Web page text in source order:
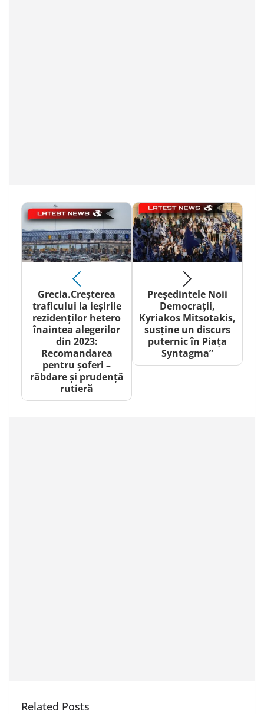
Grecia.Creșterea
traficului la ieșirile
rezidenților hetero
înaintea alegerilor
din 2023:
Recomandarea
pentru șoferi –
răbdare și prudență
rutieră
Președintele Noii
Democrații,
Kyriakos Mitsotakis,
susține un discurs
puternic în Piața
Syntagma”
Related Posts